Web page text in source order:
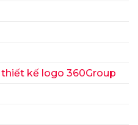
kế logo 360Group